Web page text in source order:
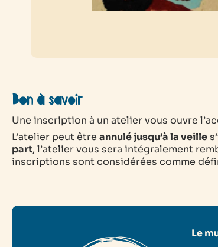
Bon à savoir
Une inscription à un atelier vous ouvre
L’atelier peut être annulé jusqu’à la veille
part, l’atelier vous sera intégralement
inscriptions sont considérées comme
Le